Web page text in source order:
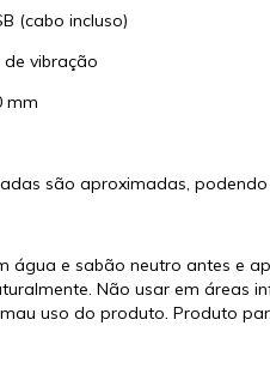
(cabo incluso)
vibração
mm
são aproximadas,
água e sabão neutro antes e
Não usar em áreas
uso do produto. Produto